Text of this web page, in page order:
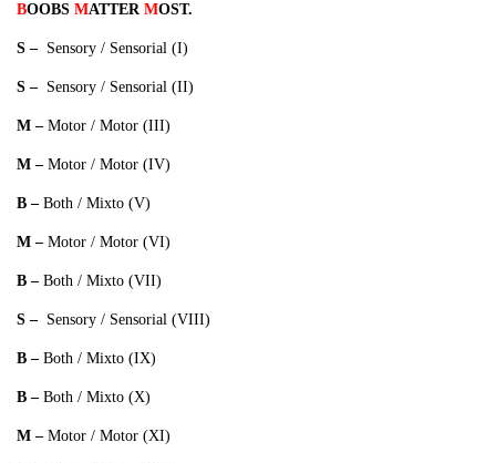
BOOBS MATTER MOST.
S – Sensory / Sensorial (I)
S – Sensory / Sensorial (II)
M – Motor / Motor (III)
M – Motor / Motor (IV)
B – Both / Mixto (V)
M – Motor / Motor (VI)
B – Both / Mixto (VII)
S – Sensory / Sensorial (VIII)
B – Both / Mixto (IX)
B – Both / Mixto (X)
M – Motor / Motor (XI)